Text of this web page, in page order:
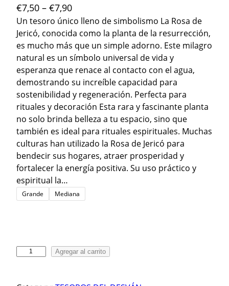
€7,50 – €7,90R
a
n
g
o
d
e
p
r
e
c
i
o
s
:
d
€
Un tesoro único lleno de simbolismo La Rosa de
Jericó, conocida como la planta de la resurrección,
es mucho más que un simple adorno. Este milagro
natural es un símbolo universal de vida y
esperanza que renace al contacto con el agua,
demostrando su increíble capacidad para
sostenibilidad y regeneración. Perfecta para
rituales y decoración Esta rara y fascinante planta
no solo brinda belleza a tu espacio, sino que
también es ideal para rituales espirituales. Muchas
culturas han utilizado la Rosa de Jericó para
bendecir sus hogares, atraer prosperidad y
fortalecer la energía positiva. Su uso práctico y
espiritual la…
Grande Mediana
Agregar al carrito